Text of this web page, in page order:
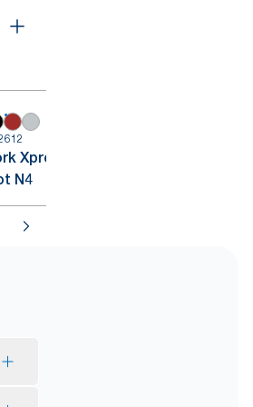
Xpressnap® Tischspender
N4